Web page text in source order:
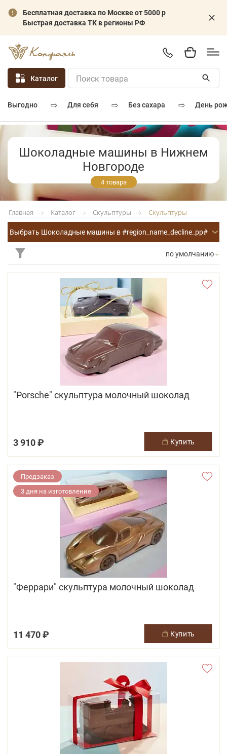
Бесплатная доставка по Москве от 5000 р
Быстрая доставка ТК в регионы РФ
Каталог
выгодно ⇨ для себя ⇨ без сахара ⇨ день
Шоколадные машины в Нижнем
Новгороде
4 товара
Главная Каталог Скульптуры Скульптуры
Выбрать Шоколадные машины в #region_name_decline_pp#
по умолчанию
"Porsche" скульптура молочный шоколад
3 910 ₽ купить
Предзаказ
3 дня на изготовление
"Феррари" скульптура молочный шоколад
11 470 ₽ купить